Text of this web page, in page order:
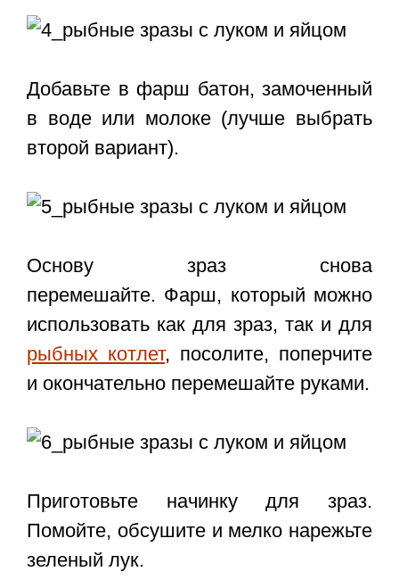
Добавьте в фарш батон, замоченный
в воде или молоке (лучше выбрать
второй вариант).
Основу зраз снова
перемешайте. Фарш, который можно
использовать как для зраз, так и для
рыбных котлет, посолите, поперчите
и окончательно перемешайте руками.
Приготовьте начинку для зраз.
Помойте, обсушите и мелко нарежьте
зеленый лук.